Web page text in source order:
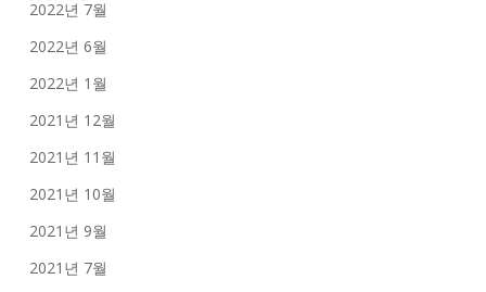
2022년 7월
2022년 6월
2022년 1월
2021년 12월
2021년 11월
2021년 10월
2021년 9월
2021년 7월